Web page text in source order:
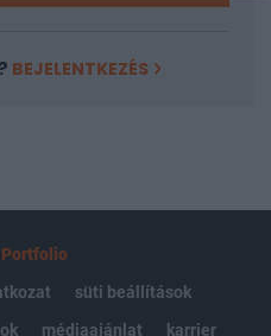
BEJELENTKEZÉS
süti beállítások
médiaajánlat karrier